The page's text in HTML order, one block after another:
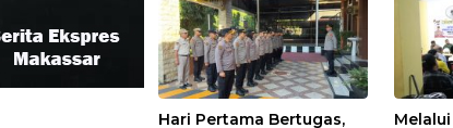
Hari Pertama Bertugas,